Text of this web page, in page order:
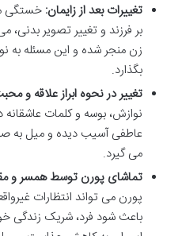
تغییرات بعد از زایمان: خستگی
بر فرزند و تغییر تصویر
زن منجر شده و این مسئله به
بگذارد.
تغییر در نحوه ابراز علاقه و
نوازش، بوسه و کلمات
عاطفی آسیب دیده و میل به
می گیرد.
تماشای پورن توسط همسر و
پورن می تواند انتظارات
باعث شود فرد، شریک زندگی